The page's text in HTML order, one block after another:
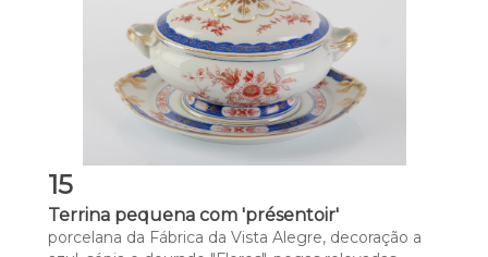
15
Terrina pequena com 'présentoir'
porcelana da Fábrica da Vista Alegre, decoração a